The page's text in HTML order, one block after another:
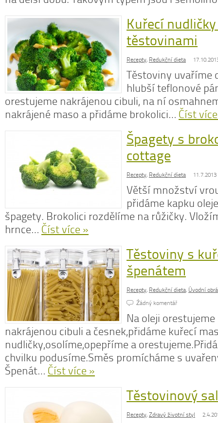
Kuřecí
těstovinami
Recepty, Redukční dieta
Těstoviny uvaříme
hlubší teflonové
orestujeme nakrájenou cibuli, na ní
nakrájené maso a přidáme brokolici… Číst
Špagety s
cottage
Recepty, Redukční dieta 11.7.2013
Větší množství
přidáme kapku
špagety. Brokolici rozdělíme na růžičky.
hrnce… Číst více »
Těstoviny s
špenátem
Recepty, Redukční dieta, Úvodní
Źádný komentář
Na oleji
nakrájenou cibuli a česnek,přidáme kuřecí
nudličky,osolíme,opepříme a
chvilku podusíme.Směs promícháme s
Špenát… Číst více »
Těstovinový
Recepty, Zdravý životní styl